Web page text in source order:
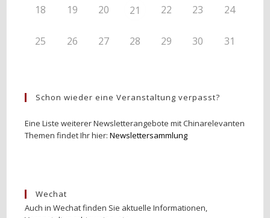
18 19 20 21 22 23 24
25 26 27 28 29 30 31
Schon wieder eine Veranstaltung verpasst?
Eine Liste weiterer Newsletterangebote mit Chinarelevanten
Themen findet Ihr hier:Newslettersammlung
Wechat
Auch in Wechat finden Sie aktuelle Informationen,